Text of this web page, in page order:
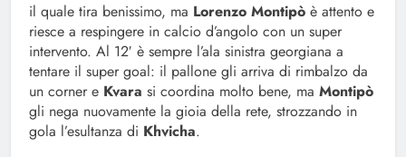
il quale tira benissimo, ma Lorenzo Montipò è attento e
riesce a respingere in calcio d’angolo con un super
intervento. Al 12′ è sempre l’ala sinistra georgiana a
tentare il super goal: il pallone gli arriva di rimbalzo da
un corner e Kvara si coordina molto bene, ma Montipò
gli nega nuovamente la gioia della rete, strozzando in
gola l’esultanza di Khvicha.